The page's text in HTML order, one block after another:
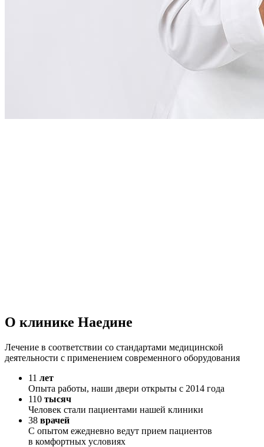
О клинике Наедине
Лечение в соответствии со стандартами медицинской
деятельности с применением современного оборудования
11 лет
Опыта работы, наши двери открыты с 2014 года
110 тысяч
Человек стали пациентами нашей клиники
38 врачей
С опытом ежедневно ведут прием пациентов
в комфортных условиях